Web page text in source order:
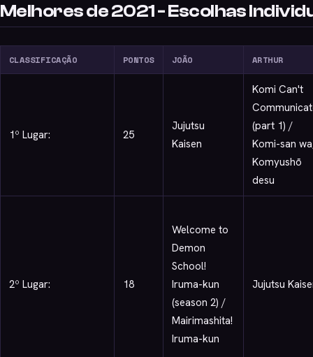
Melhores de 2021 - Escolhas
CLASSIFICAÇÃO PONTOS JOÃO ARTHUR
1º Lugar: 25
Jujutsu
Kaisen
Komi Can't
(part 1) /
Komi-san
Komyushō
desu
2º Lugar: 18
Welcome to
Demon
School!
Iruma-kun
(season 2) /
Mairimashita!
Iruma-kun
Jujutsu